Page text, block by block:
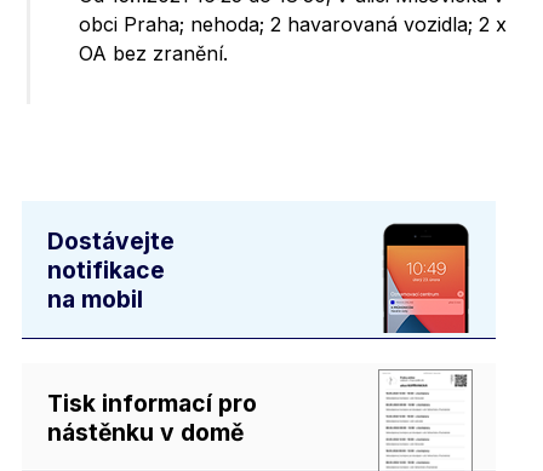
obci Praha; nehoda; 2 havarovaná vozidla; 2 x
OA bez zranění.
Dostávejte
notifikace
na mobil
Tisk informací pro
nástěnku v domě